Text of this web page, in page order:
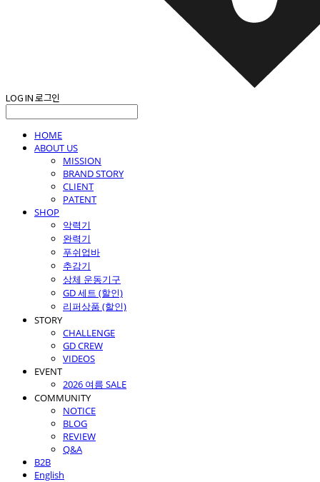
LOG IN로그인
HOME
ABOUT US
MISSION
BRAND STORY
CLIENT
PATENT
SHOP
악력기
완력기
푸쉬업바
추감기
상체 운동기구
GD 세트 (할인)
리퍼상품 (할인)
STORY
CHALLENGE
GD CREW
VIDEOS
EVENT
2026 여름 SALE
COMMUNITY
NOTICE
BLOG
REVIEW
Q&A
B2B
English